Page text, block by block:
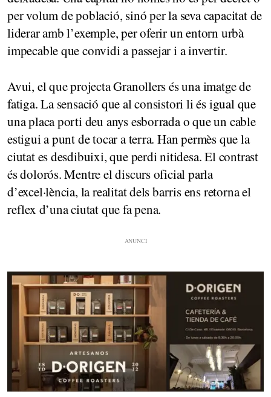
per volum de població, sinó per la seva capacitat de
liderar amb l’exemple, per oferir un entorn urbà
impecable que convidi a passejar i a invertir.
Avui, el que projecta Granollers és una imatge de
fatiga. La sensació que al consistori li és igual que
una placa porti deu anys esborrada o que un cable
estigui a punt de tocar a terra. Han permès que la
ciutat es desdibuixi, que perdi nitidesa. El contrast
és dolorós. Mentre el discurs oficial parla
d’excel·lència, la realitat dels barris ens retorna el
reflex d’una ciutat que fa pena.